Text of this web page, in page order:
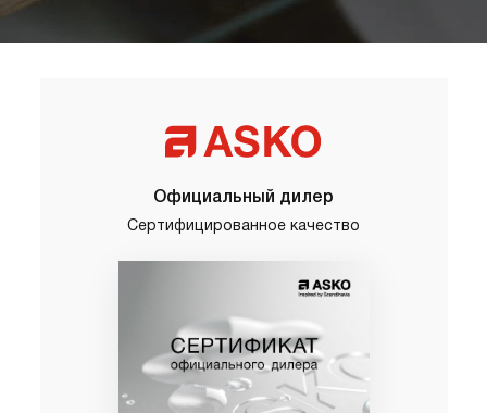
Официальный дилер
Сертифицированное качество